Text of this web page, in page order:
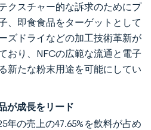
クスチャー的な訴求のためにプ
、即食食品をターゲットとして
ズドライなどの加工技術革新が
おり、NFCの広範な流通と電子
新たな粉末用途を可能にしてい
が成長をリード
年の売上の47.65%を飲料が占め